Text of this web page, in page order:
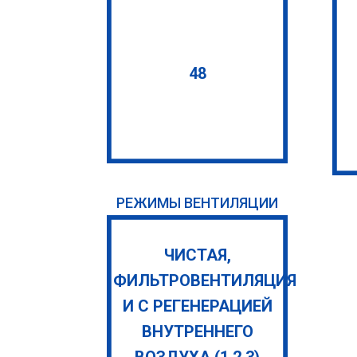
48
РЕЖИМЫ ВЕНТИЛЯЦИИ
ЧИСТАЯ,
ФИЛЬТРОВЕНТИЛЯЦИЯ
И С РЕГЕНЕРАЦИЕЙ
ВНУТРЕННЕГО